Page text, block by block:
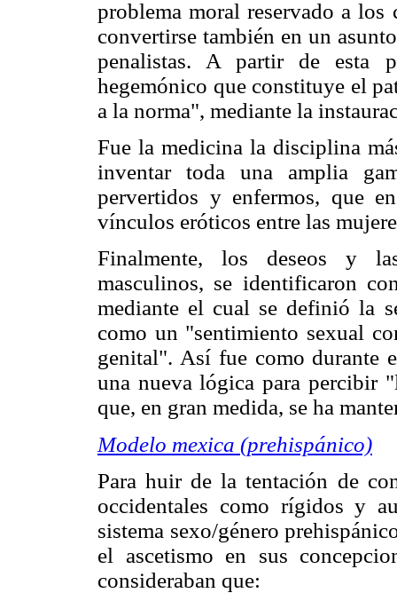
problema moral reservado a
convertirse también en un
penalistas. A partir de esta
hegemónico que constituye el
a la norma", mediante la
Fue la medicina la disciplina
inventar toda una amplia
pervertidos y enfermos, que
vínculos eróticos entre las
Finalmente, los deseos y
masculinos, se identificaron
mediante el cual se definió la
como un "sentimiento sexual
genital". Así fue como durante
una nueva lógica para percibir
que, en gran medida, se ha
Modelo mexica (prehispánico)
Para huir de la tentación de
occidentales como rígidos y
sistema sexo/género
el ascetismo en sus
consideraban que: